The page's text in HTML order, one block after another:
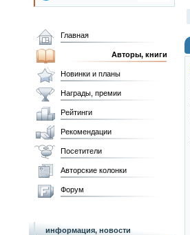
Главная
Авторы, книги
Новинки и планы
Награды, премии
Рейтинги
Рекомендации
Посетители
Авторские колонки
Форум
информация, новости